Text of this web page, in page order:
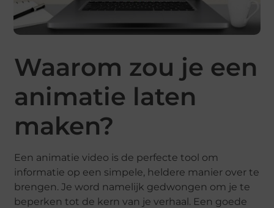
Waarom zou je een
animatie laten
maken?
Een animatie video is de perfecte tool om
informatie op een simpele, heldere manier over te
brengen. Je word namelijk gedwongen om je te
beperken tot de kern van je verhaal. Een goede